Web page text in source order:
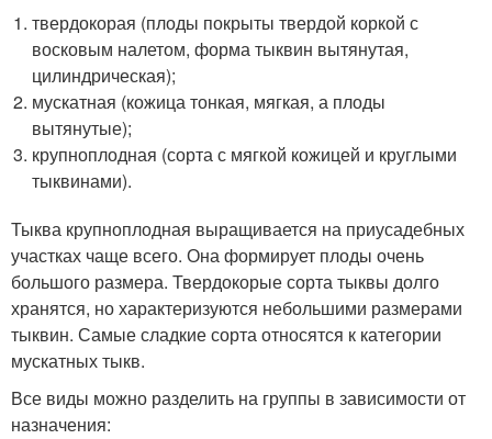
твердокорая (плоды покрыты твердой коркой с
восковым налетом, форма тыквин вытянутая,
цилиндрическая);
мускатная (кожица тонкая, мягкая, а плоды
вытянутые);
крупноплодная (сорта с мягкой кожицей и круглыми
тыквинами).
Тыква крупноплодная выращивается на приусадебных
участках чаще всего. Она формирует плоды очень
большого размера. Твердокорые сорта тыквы долго
хранятся, но характеризуются небольшими размерами
тыквин. Самые сладкие сорта относятся к категории
мускатных тыкв.
Все виды можно разделить на группы в зависимости от
назначения: